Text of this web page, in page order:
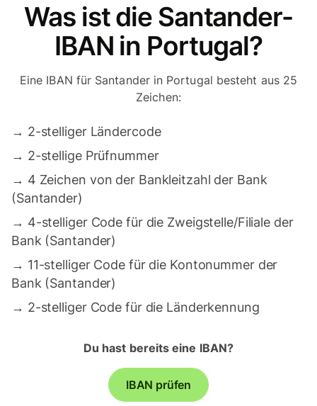
Was ist die Santander-
IBAN in Portugal?
Eine IBAN für Santander in Portugal besteht aus 25
Zeichen:
→ 2-stelliger Ländercode
→ 2-stellige Prüfnummer
→ 4 Zeichen von der Bankleitzahl der Bank
(Santander)
→ 4-stelliger Code für die Zweigstelle/Filiale der
Bank (Santander)
→ 11-stelliger Code für die Kontonummer der
Bank (Santander)
→ 2-stelliger Code für die Länderkennung
Du hast bereits eine IBAN?
IBAN prüfen